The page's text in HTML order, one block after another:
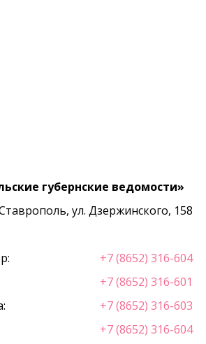
губернские ведомости»
ул. Дзержинского, 158
+7 (8652) 316-604
+7 (8652) 316-601
+7 (8652) 316-603
+7 (8652) 316-604